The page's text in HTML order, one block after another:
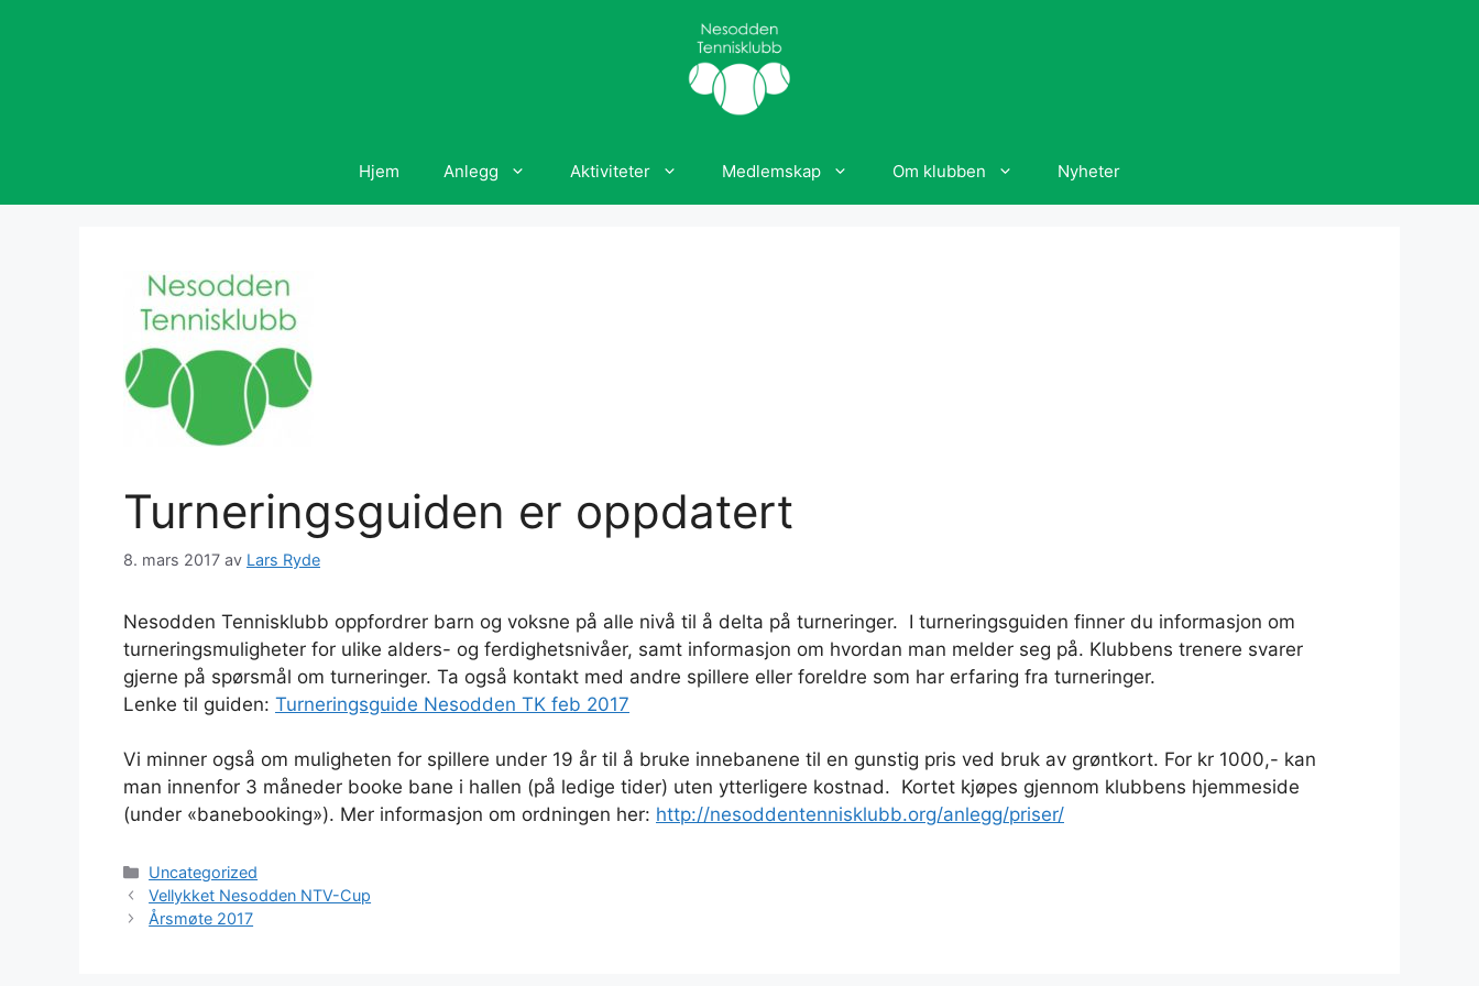
Hjem Anlegg Aktiviteter Medlemskap Om klubben Nyheter
Turneringsguiden er oppdatert
8. mars 2017 av Lars Ryde
Nesodden Tennisklubb oppfordrer barn og voksne på alle nivå til å delta på turneringer. I turneringsguiden finner du informasjon om
turneringsmuligheter for ulike alders- og ferdighetsnivåer, samt informasjon om hvordan man melder seg på. Klubbens trenere svarer
gjerne på spørsmål om turneringer. Ta også kontakt med andre spillere eller foreldre som har erfaring fra turneringer.
Lenke til guiden: Turneringsguide Nesodden TK feb 2017
Vi minner også om muligheten for spillere under 19 år til å bruke innebanene til en gunstig pris ved bruk av grøntkort. For kr 1000,- kan
man innenfor 3 måneder booke bane i hallen (på ledige tider) uten ytterligere kostnad. Kortet kjøpes gjennom klubbens hjemmeside
(under «banebooking»). Mer informasjon om ordningen her: http://nesoddentennisklubb.org/anlegg/priser/
Kategorier
Uncategorized
Vellykket Nesodden NTV-Cup
Årsmøte 2017